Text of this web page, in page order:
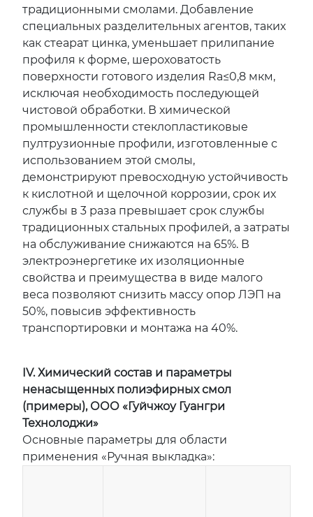
традиционными смолами. Добавление
специальных разделительных агентов, таких
как стеарат цинка, уменьшает прилипание
профиля к форме, шероховатость
поверхности готового изделия Ra≤0,8 мкм,
исключая необходимость последующей
чистовой обработки. В химической
промышленности стеклопластиковые
пултрузионные профили, изготовленные с
использованием этой смолы,
демонстрируют превосходную устойчивость
к кислотной и щелочной коррозии, срок их
службы в 3 раза превышает срок службы
традиционных стальных профилей, а затраты
на обслуживание снижаются на 65%. В
электроэнергетике их изоляционные
свойства и преимущества в виде малого
веса позволяют снизить массу опор ЛЭП на
50%, повысив эффективность
транспортировки и монтажа на 40%.
IV. Химический состав и параметры
ненасыщенных полиэфирных смол
(примеры), ООО «Гуйчжоу Гуангри
Технолоджи»
Основные параметры для области
применения «Ручная выкладка»: